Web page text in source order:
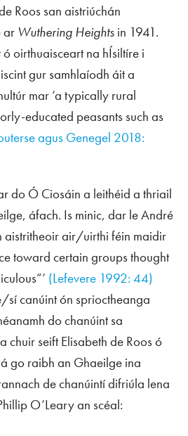
Roos san aistriúchán
ar Wuthering Heights in 1941.
oirthuaisceart na hÍsiltíre i
gur samhlaíodh áit a
mar ‘a typically rural
educated peasants such as
agus Genegel 2018:
do Ó Ciosáin a leithéid a thriail
áfach. Is minic, dar le André
aistritheoir air/uirthi féin maidir
toward certain groups thought
(Lefevere 1992: 44)
sí canúint ón sprioctheanga
do chanúint sa
chuir seift Elisabeth de Roos ó
go raibh an Ghaeilge ina
de chanúintí difriúla lena
O’Leary an scéal: